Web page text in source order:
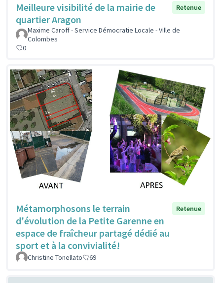
Meilleure visibilité de la mairie de
quartier Aragon
Retenue
Maxime Caroff - Service Démocratie Locale - Ville de
Colombes
0
Métamorphosons le terrain
d'évolution de la Petite Garenne en
espace de fraîcheur partagé dédié au
sport et à la convivialité!
Retenue
Christine Tonellato 69